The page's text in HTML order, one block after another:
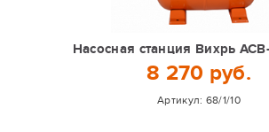
Насосная станция Вихрь
8 270 руб.
Артикул: 68/1/10